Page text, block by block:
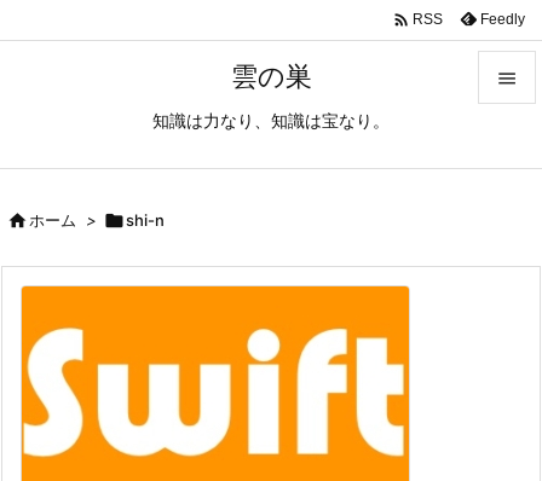
雲の巣
知識は力なり、知識は宝なり。

 RSS Feedly
ホーム > shi-n